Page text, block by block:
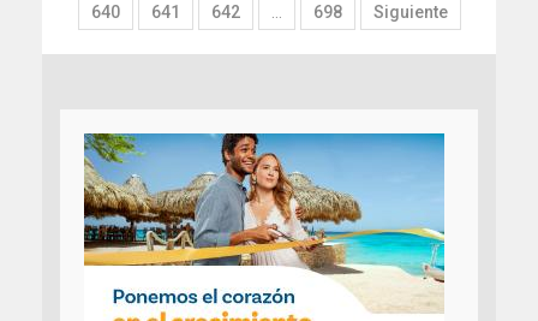
640
641 642 698 Siguiente